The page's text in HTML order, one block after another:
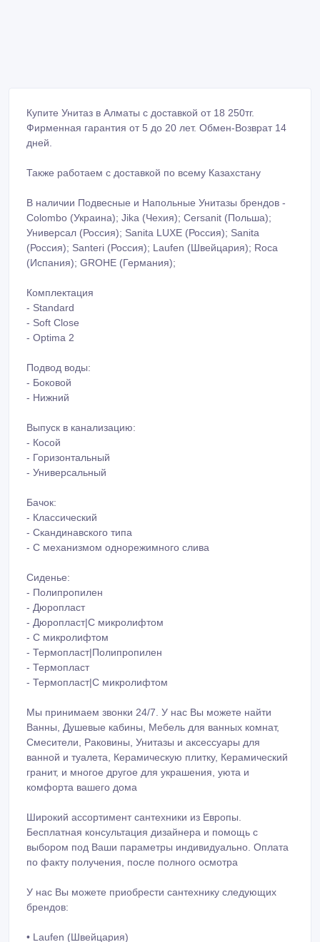
Купите Унитаз в Алматы с доставкой от 18 250тг.
Фирменная гарантия от 5 до 20 лет. Обмен-Возврат 14
дней.
Также работаем с доставкой по всему Казахстану
В наличии Подвесные и Напольные Унитазы брендов -
Colombo (Украина); Jika (Чехия); Cersanit (Польша);
Универсал (Россия); Sanita LUXE (Россия); Sanita
(Россия); Santeri (Россия); Laufen (Швейцария); Roca
(Испания); GROHE (Германия);
Комплектация
- Standard
- Soft Close
- Optima 2
Подвод воды:
- Боковой
- Нижний
Выпуск в канализацию:
- Косой
- Горизонтальный
- Универсальный
Бачок:
- Классический
- Скандинавского типа
- C механизмом однорежимного слива
Сиденье:
- Полипропилен
- Дюропласт
- Дюропласт|С микролифтом
- С микролифтом
- Термопласт|Полипропилен
- Термопласт
- Термопласт|С микролифтом
Мы принимаем звонки 24/7. У нас Вы можете найти
Ванны, Душевые кабины, Мебель для ванных комнат,
Смесители, Раковины, Унитазы и аксессуары для
ванной и туалета, Керамическую плитку, Керамический
гранит, и многое другое для украшения, уюта и
комфорта вашего дома
Широкий ассортимент сантехники из Европы.
Бесплатная консультация дизайнера и помощь с
выбором под Ваши параметры индивидуально. Оплата
по факту получения, после полного осмотра
У нас Вы можете приобрести сантехнику следующих
брендов:
• Laufen (Швейцария)